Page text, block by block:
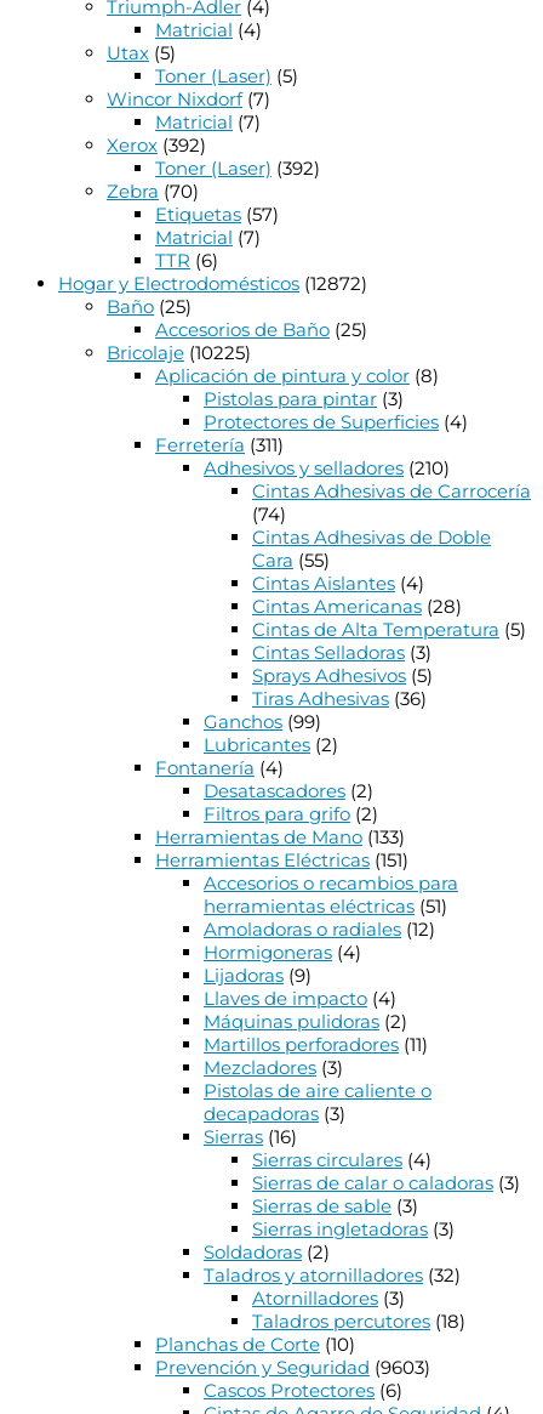
Triumph-Adler (4)
Matricial (4)
Utax (5)
Toner (Laser) (5)
Wincor Nixdorf (7)
Matricial (7)
Xerox (392)
Toner (Laser) (392)
Zebra (70)
Etiquetas (57)
Matricial (7)
TTR (6)
Hogar y Electrodomésticos (12872)
Baño (25)
Accesorios de Baño (25)
Bricolaje (10225)
Aplicación de pintura y color (8)
Pistolas para pintar (3)
Protectores de Superficies (4)
Ferretería (311)
Adhesivos y selladores (210)
Cintas Adhesivas de Carrocería
(74)
Cintas Adhesivas de Doble
Cara (55)
Cintas Aislantes (4)
Cintas Americanas (28)
Cintas de Alta Temperatura (5)
Cintas Selladoras (3)
Sprays Adhesivos (5)
Tiras Adhesivas (36)
Ganchos (99)
Lubricantes (2)
Fontanería (4)
Desatascadores (2)
Filtros para grifo (2)
Herramientas de Mano (133)
Herramientas Eléctricas (151)
Accesorios o recambios para
herramientas eléctricas (51)
Amoladoras o radiales (12)
Hormigoneras (4)
Lijadoras (9)
Llaves de impacto (4)
Máquinas pulidoras (2)
Martillos perforadores (11)
Mezcladores (3)
Pistolas de aire caliente o
decapadoras (3)
Sierras (16)
Sierras circulares (4)
Sierras de calar o caladoras (3)
Sierras de sable (3)
Sierras ingletadoras (3)
Soldadoras (2)
Taladros y atornilladores (32)
Atornilladores (3)
Taladros percutores (18)
Planchas de Corte (10)
Prevención y Seguridad (9603)
Cascos Protectores (6)